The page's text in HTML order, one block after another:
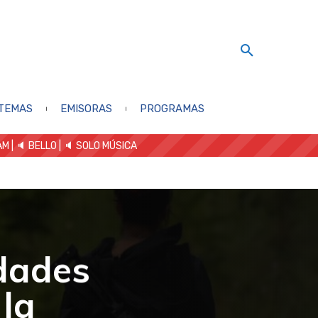
EMISORAS PROGRAMAS
| 🔈 BELLO 🔈 SOLO MÚSICA